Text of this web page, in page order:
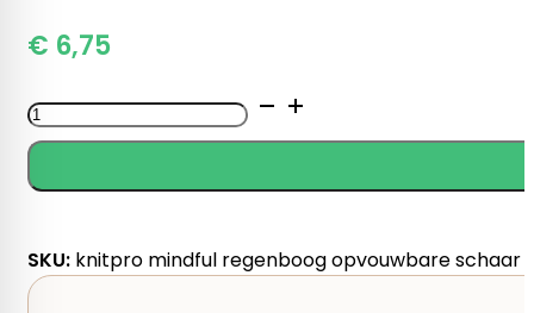
€ 6,75
KnitPro
Mindful
Opvouwbare
aantal
SKU: knitpro mindful regenboog opvouwbare schaar